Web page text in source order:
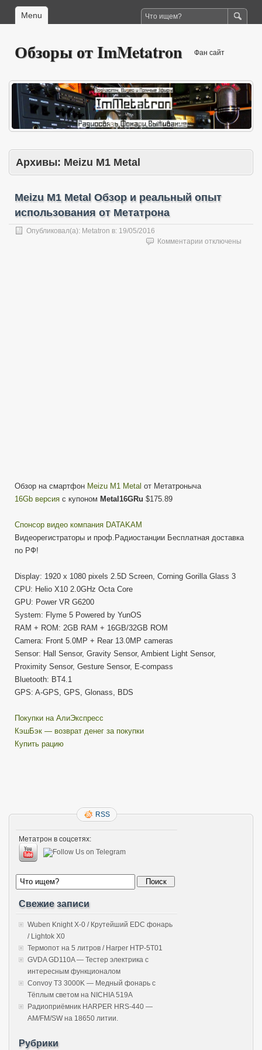
Menu
Обзоры от ImMetatron Фан сайт
Архивы: Meizu M1 Metal
Meizu M1 Metal Обзор и реальный опыт
использования от Метатрона
Опубликовал(а): Metatron в: 19/05/2016
Комментарии котключены
Обзор на смартфон Meizu M1 Metal от Метатроныча
16Gb версия с купоном Metal16GRu $175.89
Cпонсор видео компания DATAKAM
Видеорегистраторы и проф.Радиостанции Бесплатная доставка
по РФ!
Display: 1920 x 1080 pixels 2.5D Screen, Corning Gorilla Glass 3
CPU: Helio X10 2.0GHz Octa Core
GPU: Power VR G6200
System: Flyme 5 Powered by YunOS
RAM + ROM: 2GB RAM + 16GB/32GB ROM
Camera: Front 5.0MP + Rear 13.0MP cameras
Sensor: Hall Sensor, Gravity Sensor, Ambient Light Sensor,
Proximity Sensor, Gesture Sensor, E-compass
Bluetooth: BT4.1
GPS: A-GPS, GPS, Glonass, BDS
Покупки на АлиЭкспресс
КэшБэк — возврат денег за покупки
Купить рацию
RSS
Метатрон в соцсетях:
Свежие записи
Wuben Knight X-0 / Крутейший EDC фонарь
/ Lightok X0
Термопот на 5 литров / Harper HTP-5T01
GVDA GD110A — Тестер электрика с
интересным функционалом
Convoy T3 3000K — Медный фонарь с
Тёплым светом на NICHIA 519A
Радиоприёмник HARPER HRS-440 —
AM/FM/SW на 18650 литии.
Рубрики